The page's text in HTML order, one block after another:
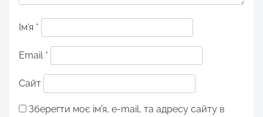
Ім'я *
Email *
Сайт
Зберегти моє ім'я, e-mail, та адресу сайту в